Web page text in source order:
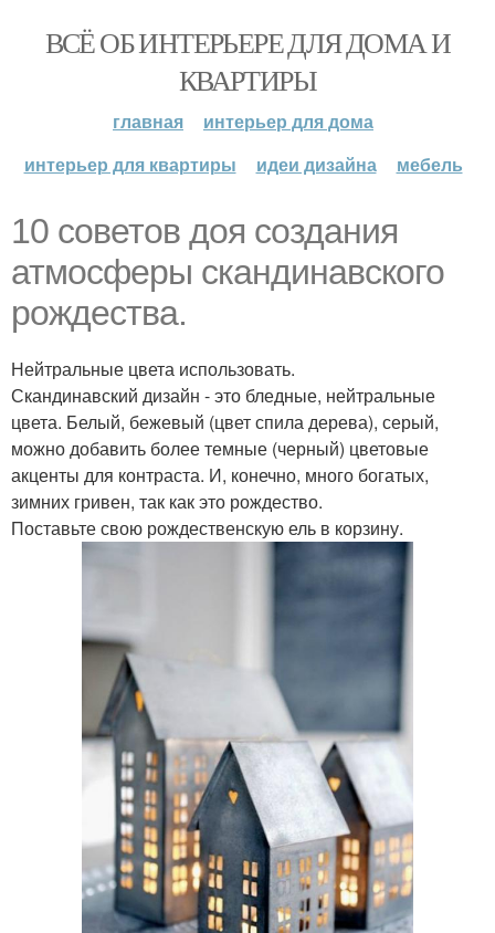
ВСЁ ОБ ИНТЕРЬЕРЕ ДЛЯ ДОМА И
КВАРТИРЫ
главная
интерьер для дома
интерьер для квартиры
идеи дизайна мебель
10 советов доя создания
атмосферы скандинавского
рождества.
Нейтральные цвета использовать.
Скандинавский дизайн - это бледные, нейтральные
цвета. Белый, бежевый (цвет спила дерева), серый,
можно добавить более темные (черный) цветовые
акценты для контраста. И, конечно, много богатых,
зимних гривен, так как это рождество.
Поставьте свою рождественскую ель в корзину.